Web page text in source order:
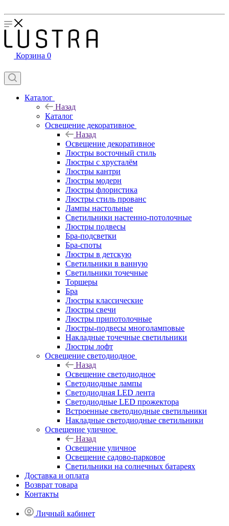
Корзина 0
Каталог
Назад
Каталог
Освещение декоративное
Назад
Освещение декоративное
Люстры восточный стиль
Люстры с хрусталём
Люстры кантри
Люстры модерн
Люстры флористика
Люстры стиль прованс
Лампы настольные
Светильники настенно-потолочные
Люстры подвесы
Бра-подсветки
Бра-споты
Люстры в детскую
Светильники в ванную
Светильники точечные
Торшеры
Бра
Люстры классические
Люстры свечи
Люстры припотолочные
Люстры-подвесы многоламповые
Накладные точечные светильники
Люстры лофт
Освещение светодиодное
Назад
Освещение светодиодное
Светодиодные лампы
Светодиодная LED лента
Светодиодные LED прожектора
Встроенные светодиодные светильники
Накладные светодиодные светильники
Освещение уличное
Назад
Освещение уличное
Освещение садово-парковое
Светильники на солнечных батареях
Доставка и оплата
Возврат товара
Контакты
Личный кабинет